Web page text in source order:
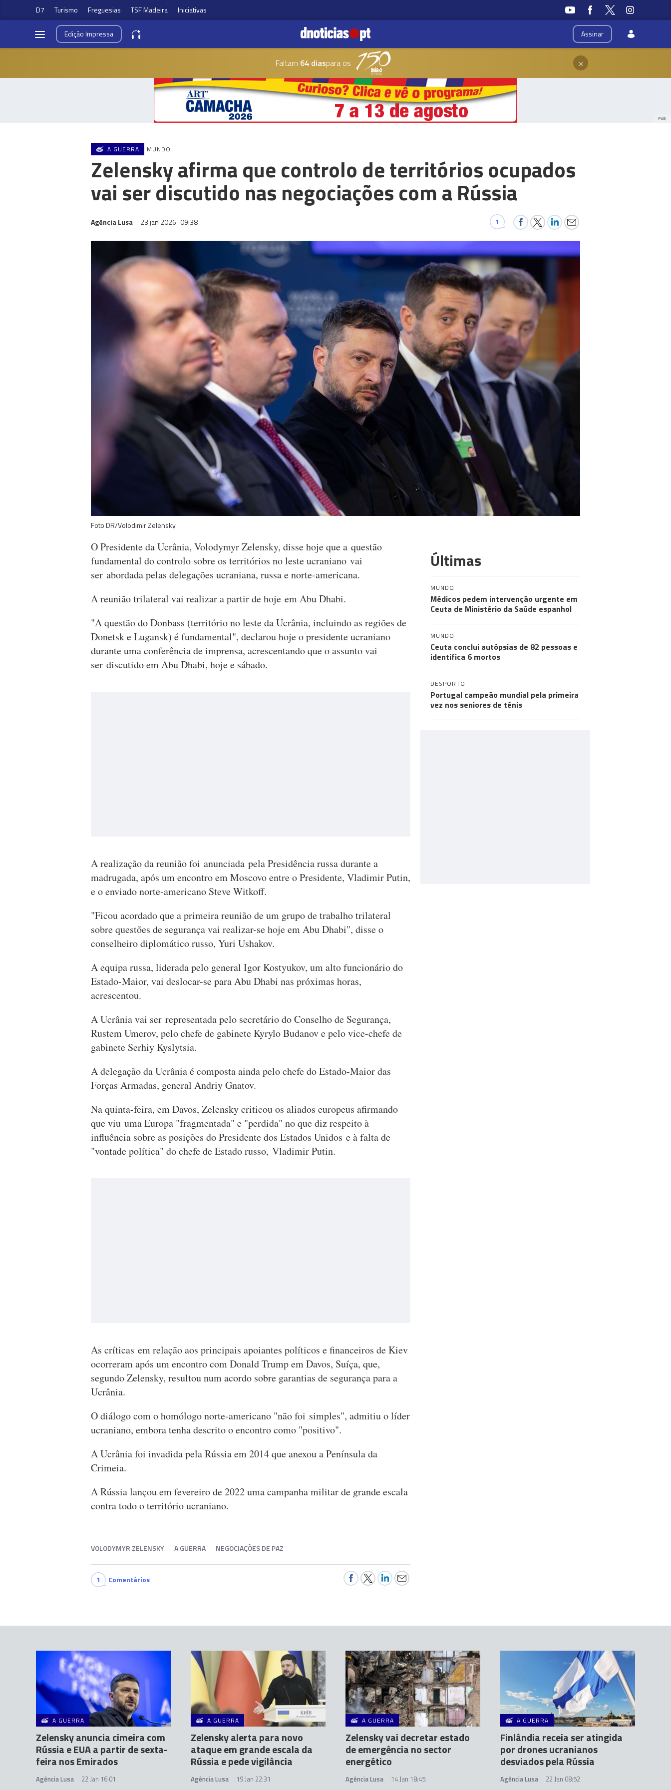
D7 Turismo Freguesias TSF Madeira Iniciativas
Assinar
EdiçãoImpressa
Faltam 64 diaspara os ×
PUB
A GUERRA MUNDO
Zelensky afirma que controlo de territórios ocupados
vai ser discutido nas negociações com a Rússia
Agência Lusa 23 jan 2026 09:38 1
Foto DR/Volodimir Zelensky
O Presidente da Ucrânia, Volodymyr Zelensky, disse hoje que a questão
fundamental do controlo sobre os territórios no leste ucraniano vai
ser abordada pelas delegações ucraniana, russa e norte-americana.
A reunião trilateral vai realizar a partir de hoje em Abu Dhabi.
"A questão do Donbass (território no leste da Ucrânia, incluindo as regiões de
Donetsk e Lugansk) é fundamental", declarou hoje o presidente ucraniano
durante uma conferência de imprensa, acrescentando que o assunto vai
ser discutido em Abu Dhabi, hoje e sábado.
A realização da reunião foi anunciada pela Presidência russa durante a
madrugada, após um encontro em Moscovo entre o Presidente, Vladimir Putin,
e o enviado norte-americano Steve Witkoff.
"Ficou acordado que a primeira reunião de um grupo de trabalho trilateral
sobre questões de segurança vai realizar-se hoje em Abu Dhabi", disse o
conselheiro diplomático russo, Yuri Ushakov.
A equipa russa, liderada pelo general Igor Kostyukov, um alto funcionário do
Estado-Maior, vai deslocar-se para Abu Dhabi nas próximas horas,
acrescentou.
A Ucrânia vai ser representada pelo secretário do Conselho de Segurança,
Rustem Umerov, pelo chefe de gabinete Kyrylo Budanov e pelo vice-chefe de
gabinete Serhiy Kyslytsia.
A delegação da Ucrânia é composta ainda pelo chefe do Estado-Maior das
Forças Armadas, general Andriy Gnatov.
Na quinta-feira, em Davos, Zelensky criticou os aliados europeus afirmando
que viu uma Europa "fragmentada" e "perdida" no que diz respeito à
influência sobre as posições do Presidente dos Estados Unidos e à falta de
"vontade política" do chefe de Estado russo, Vladimir Putin.
As críticas em relação aos principais apoiantes políticos e financeiros de Kiev
ocorreram após um encontro com Donald Trump em Davos, Suíça, que,
segundo Zelensky, resultou num acordo sobre garantias de segurança para a
Ucrânia.
O diálogo com o homólogo norte-americano "não foi simples", admitiu o líder
ucraniano, embora tenha descrito o encontro como "positivo".
A Ucrânia foi invadida pela Rússia em 2014 que anexou a Península da
Crimeia.
A Rússia lançou em fevereiro de 2022 uma campanha militar de grande escala
contra todo o território ucraniano.
VOLODYMYR ZELENSKY A GUERRA NEGOCIAÇÕES DE PAZ
1 Comentários
Últimas
MUNDO
Médicos pedem intervenção urgente em
Ceuta de Ministério da Saúde espanhol
MUNDO
Ceuta conclui autópsias de 82 pessoas e
identifica 6 mortos
DESPORTO
Portugal campeão mundial pela primeira
vez nos seniores de ténis
A GUERRA
Zelensky anuncia cimeira com
Rússia e EUA a partir de sexta-
feira nos Emirados
Agência Lusa 22 Jan 16:01
A GUERRA
Zelensky alerta para novo
ataque em grande escala da
Rússia e pede vigilância
Agência Lusa 19 Jan 22:31
A GUERRA
Zelensky vai decretar estado
de emergência no sector
energético
Agência Lusa 14 Jan 18:45
A GUERRA
Finlândia receia ser atingida
por drones ucranianos
desviados pela Rússia
Agência Lusa 22 Jan 08:52